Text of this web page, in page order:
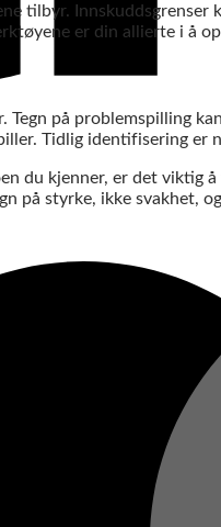
tilbyr.
er din allierte i å
på problemspilling
Tidlig identifisering er
du kjenner, er det
på styrke, ikke svakhet,